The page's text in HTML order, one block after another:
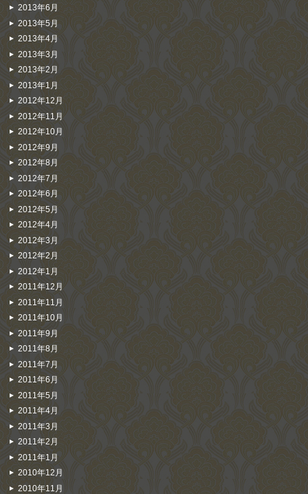
2013年6月
2013年5月
2013年4月
2013年3月
2013年2月
2013年1月
2012年12月
2012年11月
2012年10月
2012年9月
2012年8月
2012年7月
2012年6月
2012年5月
2012年4月
2012年3月
2012年2月
2012年1月
2011年12月
2011年11月
2011年10月
2011年9月
2011年8月
2011年7月
2011年6月
2011年5月
2011年4月
2011年3月
2011年2月
2011年1月
2010年12月
2010年11月